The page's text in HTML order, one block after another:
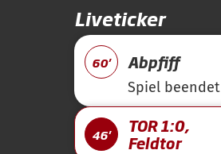
Liveticker
60' Abpfiff
Spiel beendet
46'
TOR 1:0,
Feldtor